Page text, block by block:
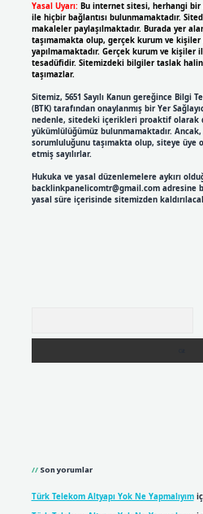
Yasal Uyarı: Bu internet sitesi, herhangi
ile hiçbir bağlantısı bulunmamaktadır.
makaleler paylaşılmaktadır. Burada yer
taşımamakta olup, gerçek kurum ve kişiler
yapılmamaktadır. Gerçek kurum ve
tesadüfidir. Sitemizdeki bilgiler taslak
taşımazlar.
Sitemiz, 5651 Sayılı Kanun gereğince Bilgi
(BTK) tarafından onaylanmış bir Yer
nedenle, sitedeki içerikleri proaktif olarak
yükümlülüğümüz bulunmamaktadır.
sorumluluğunu taşımakta olup, siteye üye
etmiş sayılırlar.
Hukuka ve yasal düzenlemelere aykırı
backlinkpanelicomtr@gmail.comadresine
yasal süre içerisinde sitemizden
Son yorumlar
Türk Telekom Altyapı Yok Ne Yapmalıyım